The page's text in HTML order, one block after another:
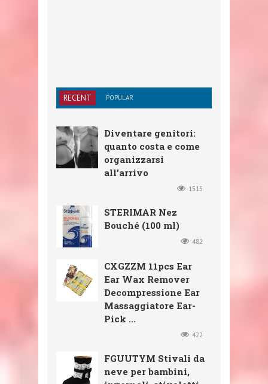
RECENT POPULAR
Diventare genitori:
quanto costa e come
organizzarsi
all’arrivo
1515
STERIMAR Nez
Bouché (100 ml)
482
CXGZZM 11pcs Ear
Ear Wax Remover
Decompressione Ear
Massaggiatore Ear-
Pick ...
422
FGUUTYM Stivali da
neve per bambini,